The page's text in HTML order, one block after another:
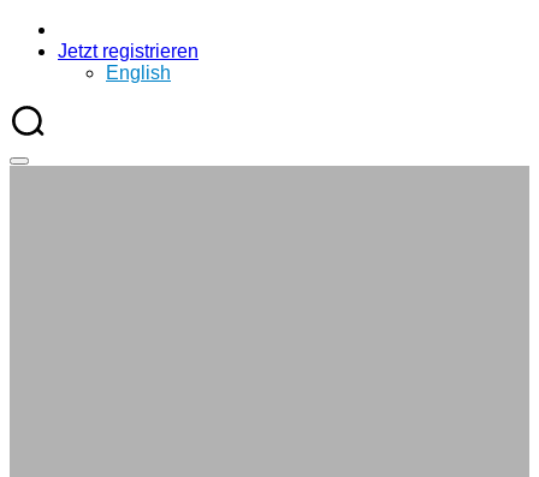
Jetzt registrieren
English